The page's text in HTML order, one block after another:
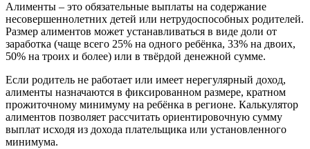
Алименты – это обязательные выплаты на содержание
несовершеннолетних детей или нетрудоспособных родителей.
Размер алиментов может устанавливаться в виде доли от
заработка (чаще всего 25% на одного ребёнка, 33% на двоих,
50% на троих и более) или в твёрдой денежной сумме.
Если родитель не работает или имеет нерегулярный доход,
алименты назначаются в фиксированном размере, кратном
прожиточному минимуму на ребёнка в регионе. Калькулятор
алиментов позволяет рассчитать ориентировочную сумму
выплат исходя из дохода плательщика или установленного
минимума.